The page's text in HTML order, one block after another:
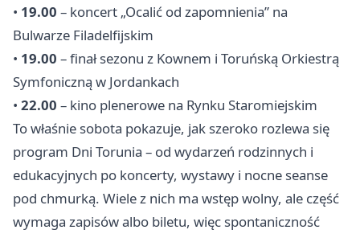
• 19.00 – koncert „Ocalić od zapomnienia” na
Bulwarze Filadelfijskim
• 19.00 – finał sezonu z Kownem i Toruńską Orkiestrą
Symfoniczną w Jordankach
• 22.00 – kino plenerowe na Rynku Staromiejskim
To właśnie sobota pokazuje, jak szeroko rozlewa się
program Dni Torunia – od wydarzeń rodzinnych i
edukacyjnych po koncerty, wystawy i nocne seanse
pod chmurką. Wiele z nich ma wstęp wolny, ale część
wymaga zapisów albo biletu, więc spontaniczność